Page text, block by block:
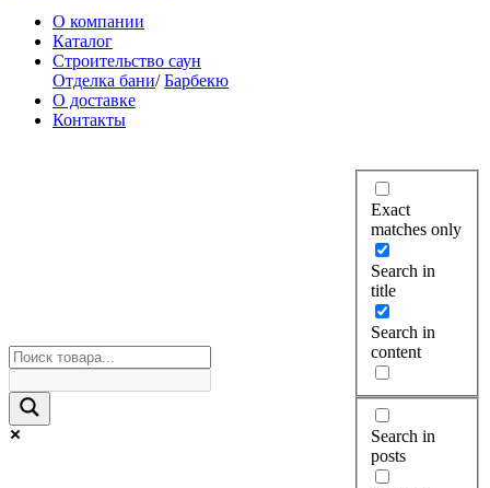
О компании
Каталог
Строительство саун
Отделка бани/Барбекю
О доставке
Контакты
Exact
matches only
Search in
title
Search in
content
Search in
posts